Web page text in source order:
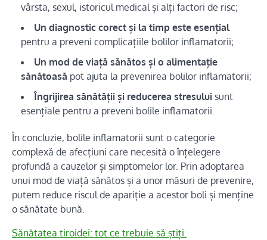
vârsta, sexul, istoricul medical și alți factori de risc;
Un diagnostic corect și la timp este esențial
pentru a preveni complicațiile bolilor inflamatorii;
Un mod de viață sănătos și o alimentație
sănătoasă pot ajuta la prevenirea bolilor inflamatorii;
Îngrijirea sănătății și reducerea stresului sunt
esențiale pentru a preveni bolile inflamatorii.
În concluzie, bolile inflamatorii sunt o categorie
complexă de afecțiuni care necesită o înțelegere
profundă a cauzelor și simptomelor lor. Prin adoptarea
unui mod de viață sănătos și a unor măsuri de prevenire,
putem reduce riscul de apariție a acestor boli și menține
o sănătate bună.
Sănătatea tiroidei: tot ce trebuie să știți.